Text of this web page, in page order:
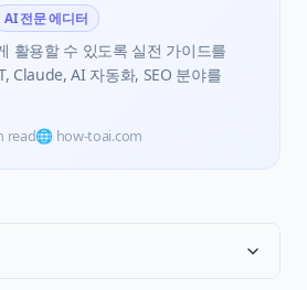
AI 전문 에디터
활용할 수 있도록 실전 가이드를
Claude, AI 자동화, SEO 분야를
read🌐 how-toai.com